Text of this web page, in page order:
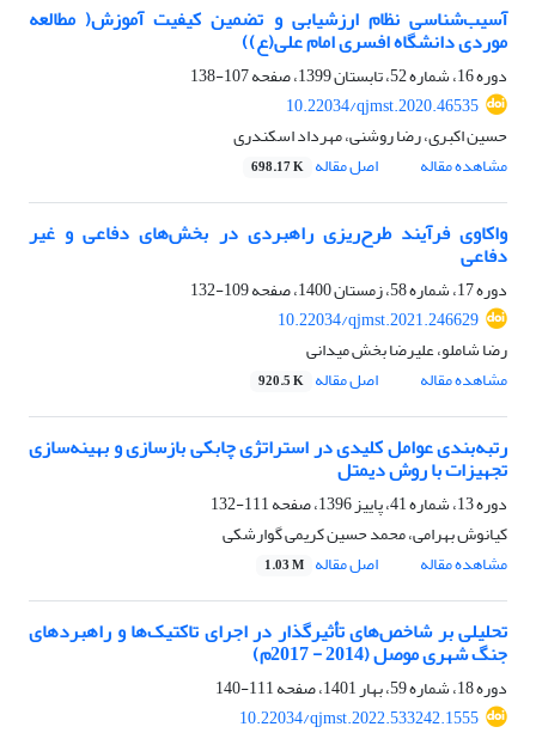
آسیب‌شناسی نظام ارزشیابی و تضمین کیفیت آموزش( مطالعه
موردی دانشگاه افسری امام علی(ع))
دوره 16، شماره 52، تابستان 1399، صفحه
107-138
10.22034/qjmst.2020.46535
حسین اکبری، رضا روشنی، مهرداد اسکندری
مشاهده مقاله
اصل مقاله 698.17 K
واکاوی فرآیند طرح‌ریزی راهبردی در بخش‌های دفاعی و غیر
دفاعی
دوره 17، شماره 58، زمستان 1400، صفحه
109-132
10.22034/qjmst.2021.246629
رضا شاملو، علیرضا بخش میدانی
مشاهده مقاله
اصل مقاله 920.5 K
رتبه‌بندی عوامل کلیدی در استراتژی چابکی بازسازی و بهینه‌سازی
تجهیزات با روش دیمتل
دوره 13، شماره 41، پاییز 1396، صفحه
111-132
کیانوش بهرامی، محمد حسین کریمی گوارشکی
مشاهده مقاله
اصل مقاله 1.03 M
تحلیلی بر شاخص‌های تأثیرگذار در اجرای تاکتیک‌ها و راهبردهای
جنگ شهری موصل (2014 - 2017م)
دوره 18، شماره 59، بهار 1401، صفحه
111-140
10.22034/qjmst.2022.533242.1555